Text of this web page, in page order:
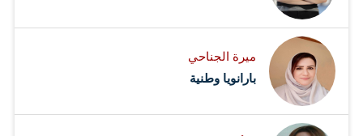
ميرة الجناحي
بارانويا وطنية